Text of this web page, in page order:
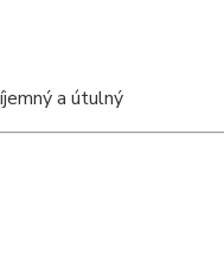
a útulný